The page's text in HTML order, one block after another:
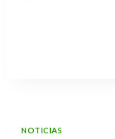
NOTICIAS